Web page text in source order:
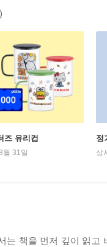
즈 유리컵
31일
정
상
는 책을 먼저 깊이 읽